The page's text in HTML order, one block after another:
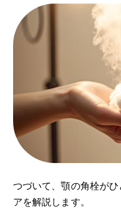
つづいて、顎の角栓が
アを解説します。